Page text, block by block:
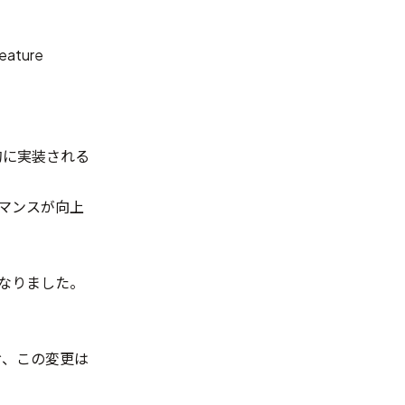
実装される
ンスが向上
ました。
この変更は